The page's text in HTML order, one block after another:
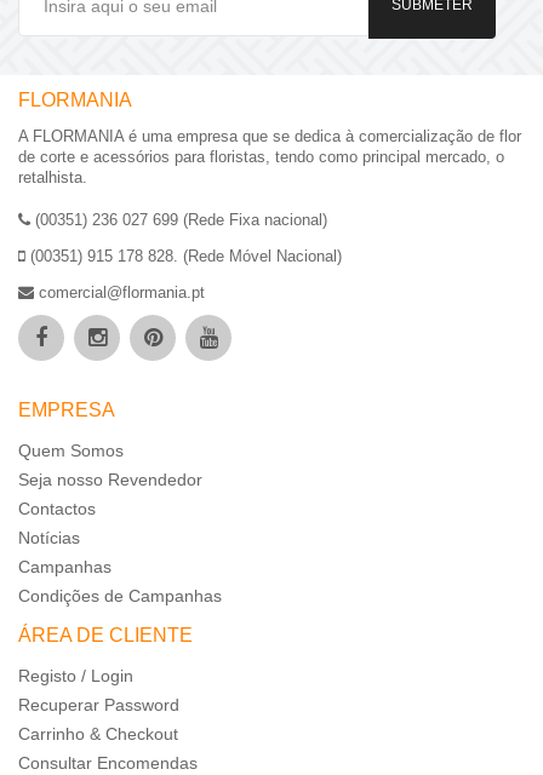
SUBMETER
FLORMANIA
A FLORMANIA é uma empresa que se dedica à comercialização de flor
de corte e acessórios para floristas, tendo como principal mercado, o
retalhista.
(00351) 236 027 699 (Rede Fixa nacional)
(00351) 915 178 828. (Rede Móvel Nacional)
comercial@flormania.pt
EMPRESA
Quem Somos
Seja nosso Revendedor
Contactos
Notícias
Campanhas
Condições de Campanhas
ÁREA DE CLIENTE
Registo / Login
Recuperar Password
Carrinho & Checkout
Consultar Encomendas